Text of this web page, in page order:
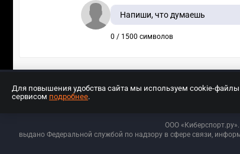
Напиши, что думаешь
0 / 1500 символов
ООО
выдано Федеральной службой по надзору в сфере связи,
Для повышения удобства сайта мы используем cookie-
сервисом подробнее.